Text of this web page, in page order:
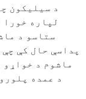
د سیلیکون
لپاره
ستاسو د
پداسې حال کې
ماشوم د
د عمده